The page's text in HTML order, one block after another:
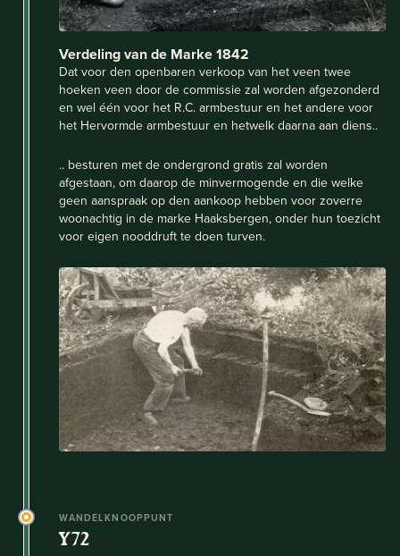
Verdeling van de Marke 1842
Dat voor den openbaren verkoop van het veen twee
hoeken veen door de commissie zal worden afgezonderd
en wel één voor het R.C. armbestuur en het andere voor
het Hervormde armbestuur en hetwelk daarna aan diens..
.. besturen met de ondergrond gratis zal worden
afgestaan, om daarop de minvermogende en die welke
geen aanspraak op den aankoop hebben voor zoverre
woonachtig in de marke Haaksbergen, onder hun toezicht
voor eigen nooddruft te doen turven.
WANDELKNOOPPUNT
Y72